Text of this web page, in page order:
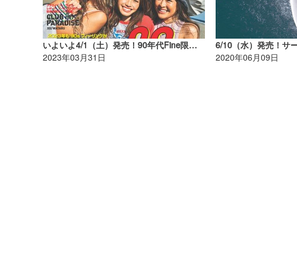
いよいよ4/1（土）発売！90年代Fine限定復活!
2023年03月31日
2020年06月09日